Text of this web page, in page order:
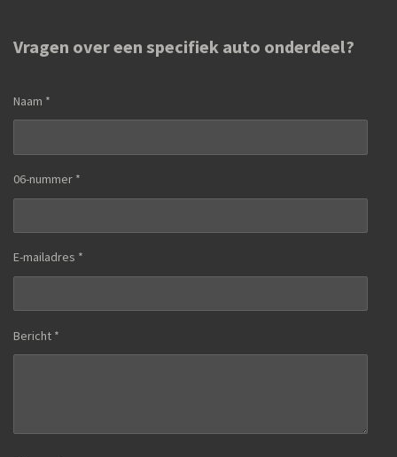
Vragen over een specifiek auto onderdeel?
Naam *
06-nummer *
E-mailadres *
Bericht *